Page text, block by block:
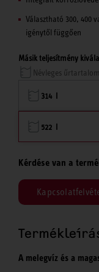
Választható 300, 400
igénytől függően
Másik teljesítmény
Névleges űrtartalom
314 l
522 l
Kérdése van a
A melegvíz és a